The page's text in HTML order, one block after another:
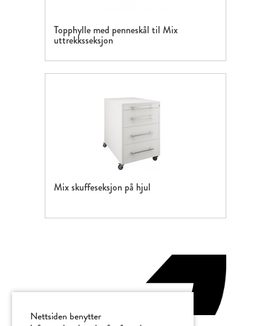
Topphylle med penneskål til Mix
uttrekksseksjon
Mix skuffeseksjon på hjul
Nettsiden benytter